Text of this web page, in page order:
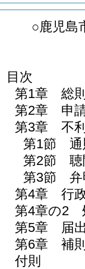
○鹿児島
目次
第1章
総
第2章
申
第3章
不
第1節
第2節
第3節
第4章
行
第4章の2
第5章
届
第6章
補
付則